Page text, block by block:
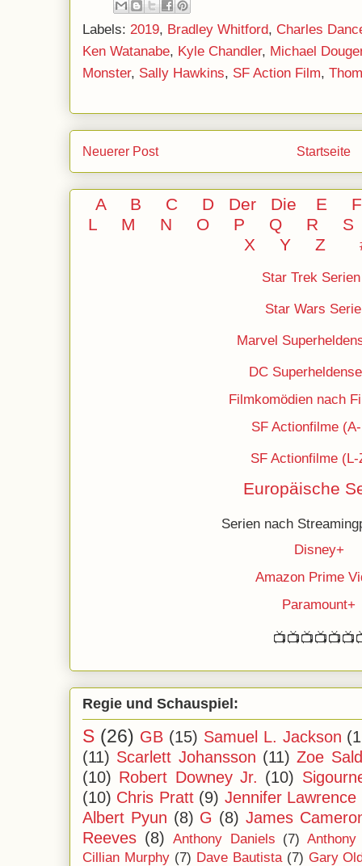
Labels: 2019, Bradley Whitford, Charles
Ken Watanabe, Kyle Chandler, Michael
Monster, Sally Hawkins, SF Action Film,
Neuerer Post Startseite
A B C D Der Die E
L
M N O P Q R
S
X Y
Z
Star Trek Serien
Star Wars
Marvel
DC
Filmkomödien nach
SF Actionfilme
SF Actionfilme (L-
Europäische
Serien nach
Disney+
Amazon Prime
Paramount+
Regie und Schauspiel:
S (26) GB (15) Samuel L. Jackson
(11) Scarlett Johansson (11) Zoe
(10) Robert Downey Jr. (10)
(10) Chris Pratt (9) Jennifer Lawrence
Albert Pyun (8) G (8) James
Reeves (8) Anthony Daniels (7)
Cillian Murphy (7) Dave Bautista (7) Gary